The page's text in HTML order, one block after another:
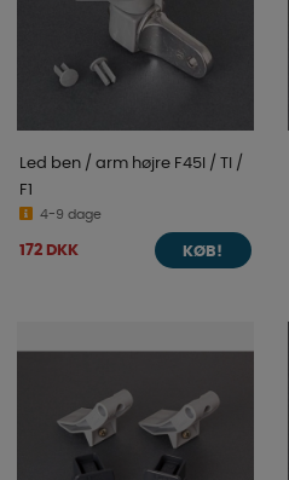
Led ben / arm højre F45I / TI /
F1
4-9 dage
172 DKK KØB!